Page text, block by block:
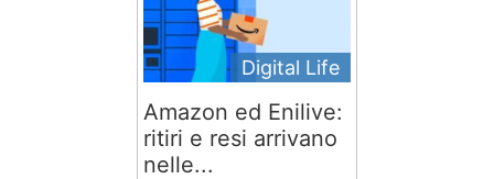
Digital Life
Amazon ed Enilive:
ritiri e resi arrivano
nelle...